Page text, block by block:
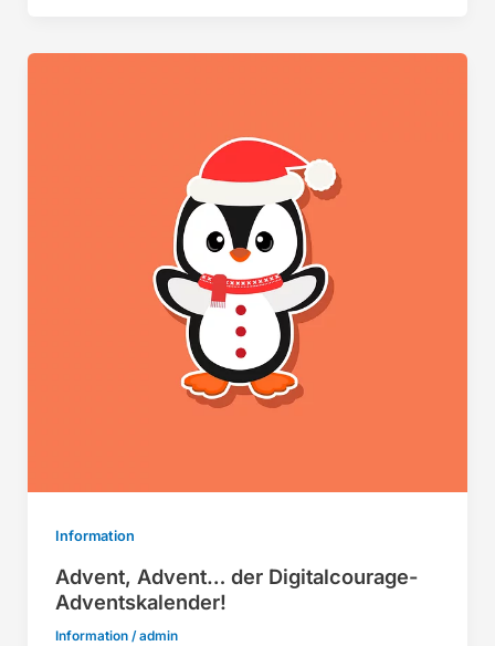
Information
Advent, Advent… der Digitalcourage-
Adventskalender!
Information/admin